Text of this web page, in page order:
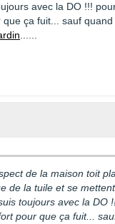
avec la DO !!!
ça fuit... sauf
de la maison toit
de la tuile et se
toujours avec la DO
pour que ça fuit...